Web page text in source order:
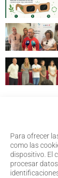
Para ofrecer
como las
dispositivo. El
procesar
968 20 87 67
Miguel